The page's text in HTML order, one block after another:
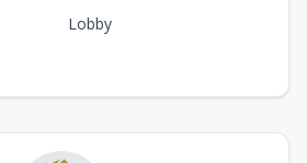
Lobby